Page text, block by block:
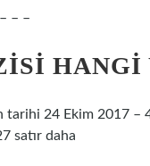
– –
tarihi 24 Ekim
satır daha